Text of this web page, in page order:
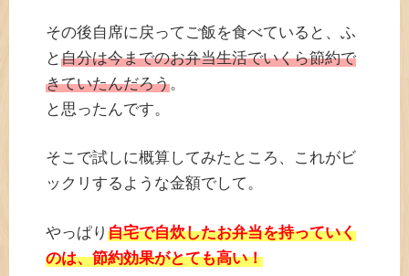
その後自席に戻ってご飯を食べていると、ふ
と自分は今までのお弁当生活でいくら節約で
きていたんだろう。
と思ったんです。
そこで試しに概算してみたところ、これがビ
ックリするような金額でして。
やっぱり 自宅で自炊したお弁当を持っていく
のは、節約効果がとても高い！